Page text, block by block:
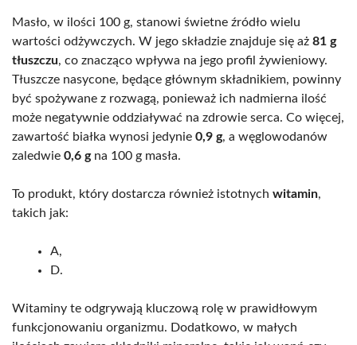
Masło, w ilości 100 g, stanowi świetne źródło wielu
wartości odżywczych. W jego składzie znajduje się aż 81 g
tłuszczu, co znacząco wpływa na jego profil żywieniowy.
Tłuszcze nasycone, będące głównym składnikiem, powinny
być spożywane z rozwagą, ponieważ ich nadmierna ilość
może negatywnie oddziaływać na zdrowie serca. Co więcej,
zawartość białka wynosi jedynie 0,9 g, a węglowodanów
zaledwie 0,6 gna 100 g masła.
To produkt, który dostarcza również istotnych witamin,
takich jak:
A,
D.
Witaminy te odgrywają kluczową rolę w prawidłowym
funkcjonowaniu organizmu. Dodatkowo, w małych